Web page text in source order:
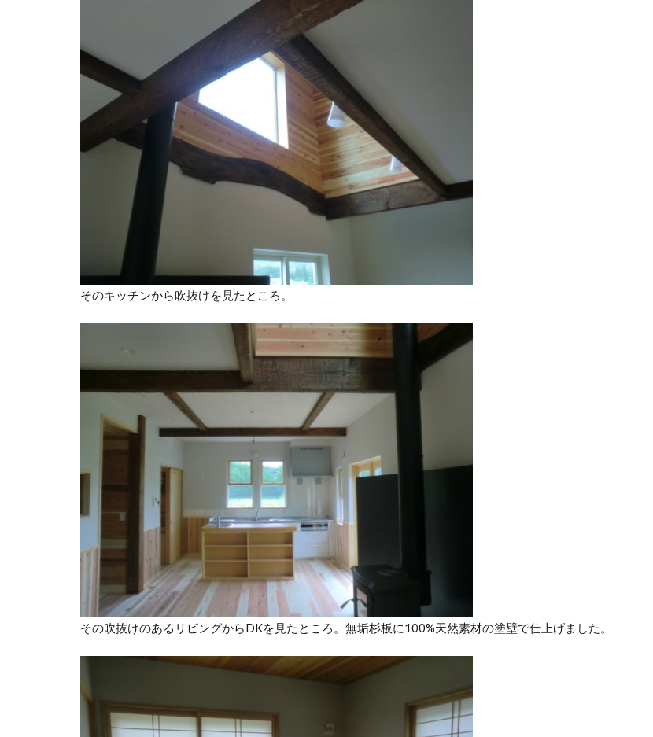
そのキッチンから吹抜けを見たところ。
その吹抜けのあるリビングからDKを見たところ。無垢杉板に100%天然素材の塗壁で仕上げました。